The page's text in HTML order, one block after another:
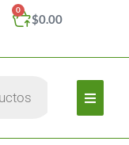
$0.00
0